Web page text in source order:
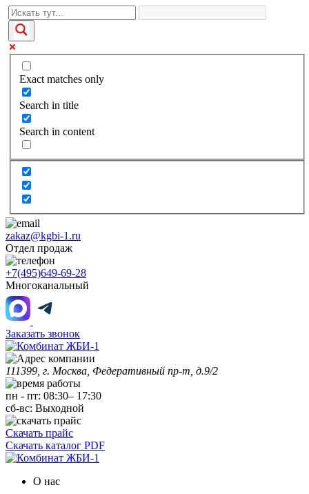
Exact matches only
Search in title
Search in content
zakaz@kgbi-1.ru
Отдел продаж
+7(495)649-69-28
Многоканальный
Заказать звонок
111399, г. Москва, Федеративный пр-т, д.9/2
пн - пт: 08:30– 17:30
сб-вс: Выходной
Скачать прайс
Скачать каталог PDF
О нас